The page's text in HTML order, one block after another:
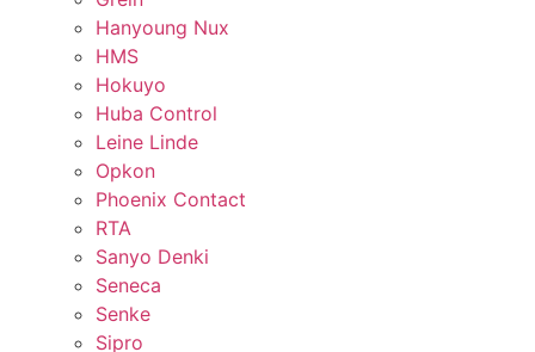
Hanyoung Nux
HMS
Hokuyo
Huba Control
Leine Linde
Opkon
Phoenix Contact
RTA
Sanyo Denki
Seneca
Senke
Sipro